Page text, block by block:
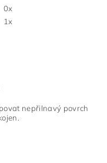
0x
1x
nepřilnavý povrch